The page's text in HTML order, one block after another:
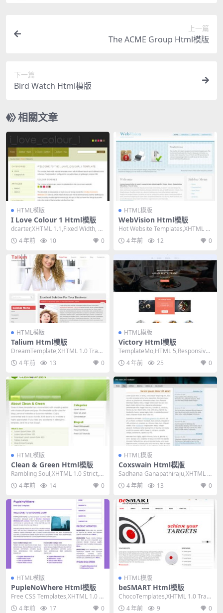
上一篇
The ACME Group Html模版
下一篇
Bird Watch Html模版
相關文章
HTML模版
I Love Colour 1 Html模版
dcarter,XHTML 1.1,Fixed Width, 2
Columns...
4 年前 10 0
HTML模版
WebVision Html模版
Hot Website Templates,XHTML 1.
0 Transiti...
4 年前 12 0
HTML模版
Talium Html模版
DreamTemplate,XHTML 1.0 Trans
itional,Fix...
4 年前 13 0
HTML模版
Victory Html模版
TemplateMo,HTML 5,Responsive,
4 Columns,...
4 年前 25 0
HTML模版
Clean & Green Html模版
Rambling Soul,XHTML 1.0 Strict,Fi
xed Wid...
4 年前 14 0
HTML模版
Coxswain Html模版
Sadhana Ganapathiraju,XHTML 1.
0 Strict,F...
4 年前 13 0
HTML模版
PupleNoWhere Html模版
Free CSS Templates,XHTML 1.0 St
rict,Fixe...
4 年前 17 0
HTML模版
beSMART Html模版
ChocoTemplates,XHTML 1.0 Tran
sitional,Fi...
4 年前 9 0